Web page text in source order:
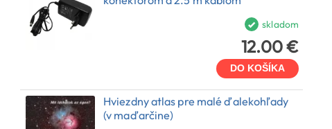
skladom
12.00 €
DO KOŠÍKA
Hviezdny atlas pre malé ďalekohľady
(v maďarčine)